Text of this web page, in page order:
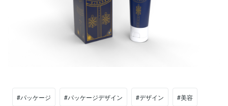
#パッケージ #パッケージデザイン #デザイン #美容